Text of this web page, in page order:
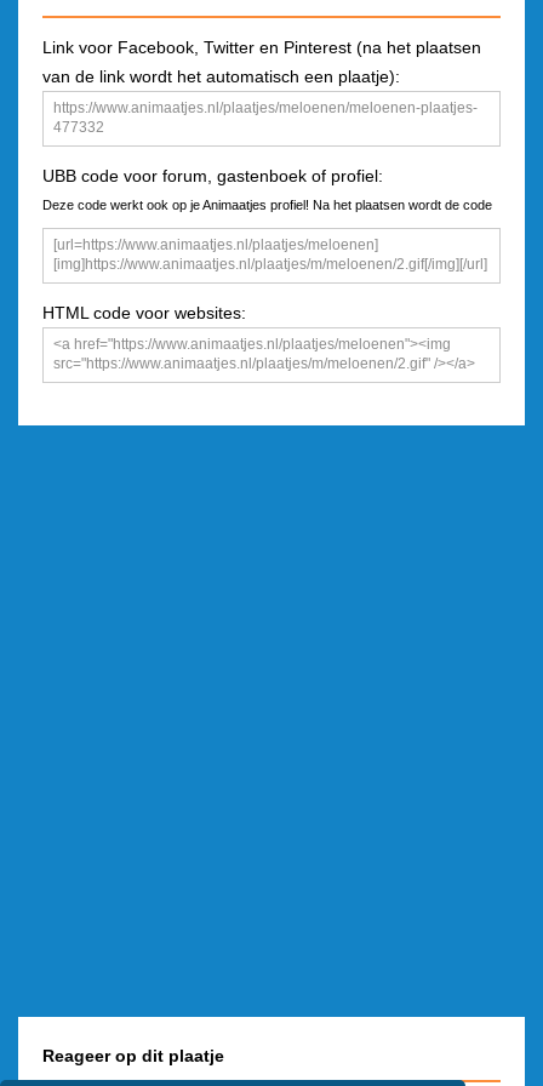
Link voor Facebook, Twitter en Pinterest (na het plaatsen
van de link wordt het automatisch een plaatje):
UBB code voor forum, gastenboek of profiel:
Deze code werkt ook op je Animaatjes profiel! Na het plaatsen wordt de code
een plaatje
HTML code voor websites:
Reageer op dit plaatje